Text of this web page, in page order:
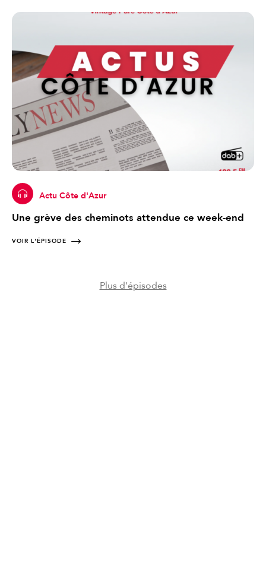
Actu Côte d'Azur
Une grève des cheminots attendue ce week-end
VOIR L'ÉPISODE
Plus d'épisodes